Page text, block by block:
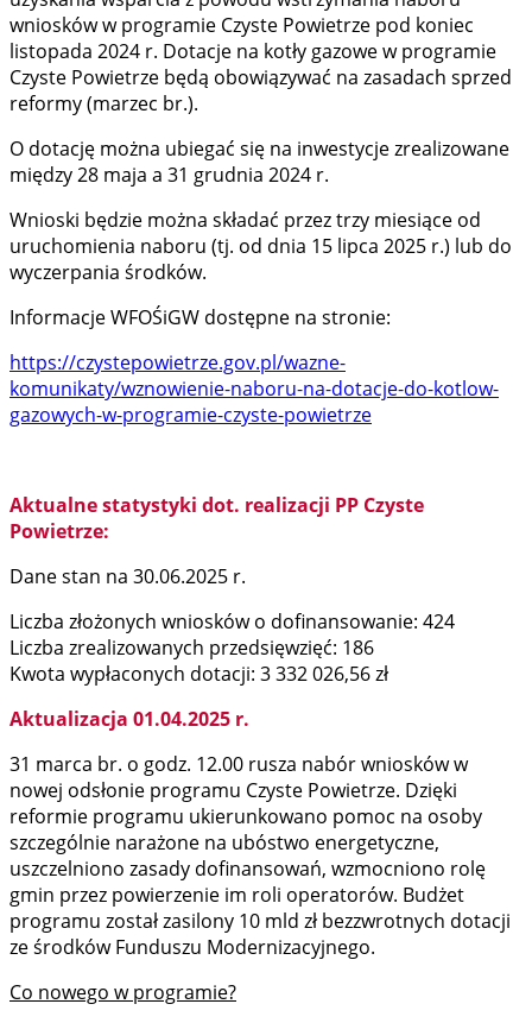
wniosków w programie Czyste Powietrze pod koniec
listopada 2024 r. Dotacje na kotły gazowe w programie
Czyste Powietrze będą obowiązywać na zasadach sprzed
reformy (marzec br.).
O dotację można ubiegać się na inwestycje zrealizowane
między 28 maja a 31 grudnia 2024 r.
Wnioski będzie można składać przez trzy miesiące od
uruchomienia naboru (tj. od dnia 15 lipca 2025 r.) lub do
wyczerpania środków.
Informacje WFOŚiGW dostępne na stronie:
https://czystepowietrze.gov.pl/wazne-
komunikaty/wznowienie-naboru-na-dotacje-do-kotlow-
gazowych-w-programie-czyste-powietrze
Aktualne statystyki dot. realizacji PP Czyste
Powietrze:
Dane stan na 30.06.2025 r.
Liczba złożonych wniosków o dofinansowanie: 424
Liczba zrealizowanych przedsięwzięć: 186
Kwota wypłaconych dotacji: 3 332 026,56 zł
Aktualizacja 01.04.2025 r.
31 marca br. o godz. 12.00 rusza nabór wniosków w
nowej odsłonie programu Czyste Powietrze. Dzięki
reformie programu ukierunkowano pomoc na osoby
szczególnie narażone na ubóstwo energetyczne,
uszczelniono zasady dofinansowań, wzmocniono rolę
gmin przez powierzenie im roli operatorów. Budżet
programu został zasilony 10 mld zł bezzwrotnych dotacji
ze środków Funduszu Modernizacyjnego.
Co nowego w programie?